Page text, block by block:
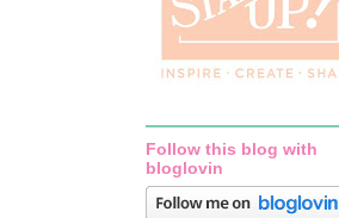
Follow this blog with
bloglovin